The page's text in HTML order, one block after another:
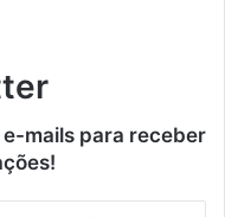
mails para receber